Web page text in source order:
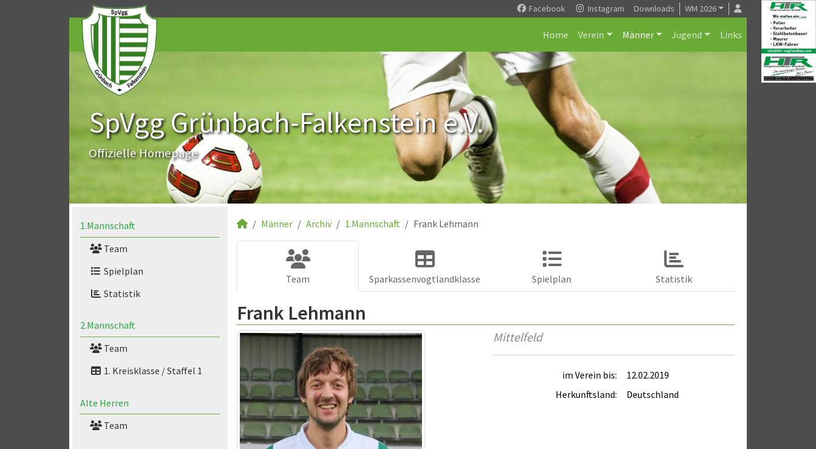
Facebook Instagram Downloads WM 2026
Home Verein Männer Jugend Links
SpVgg Grünbach-Falkenstein e.V.
Offizielle Homepage
1.Mannschaft
Team
Spielplan
Statistik
2.Mannschaft
Team
1. Kreisklasse / Staffel 1
Alte Herren
Team
Männer Archiv 1.Mannschaft Frank Lehmann
Team Sparkassenvogtlandklasse Spielplan Statistik
Frank Lehmann
Mittelfeld
im Verein bis:
12.02.2019
Herkunftsland:
Deutschland